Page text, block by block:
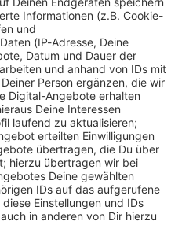
Laufenden
unserem kostenlosen